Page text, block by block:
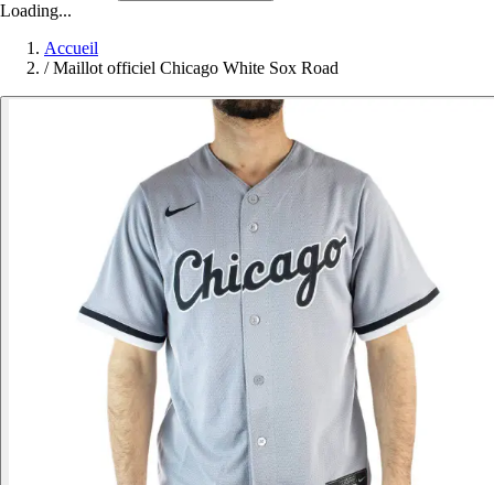
Loading...
Accueil
/ Maillot officiel Chicago White Sox Road